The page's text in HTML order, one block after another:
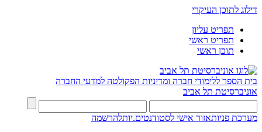
דילוג לתוכן העיקרי
תפריט עליון
תפריט ראשי
תוכן ראשי
בית הספר ללימודי חברה ומדיניות הפקולטה למדעי החברה
אוניברסיטת תל אביב
מערכת פניותאזור אישי לסטודנטים.יותלהרשמה